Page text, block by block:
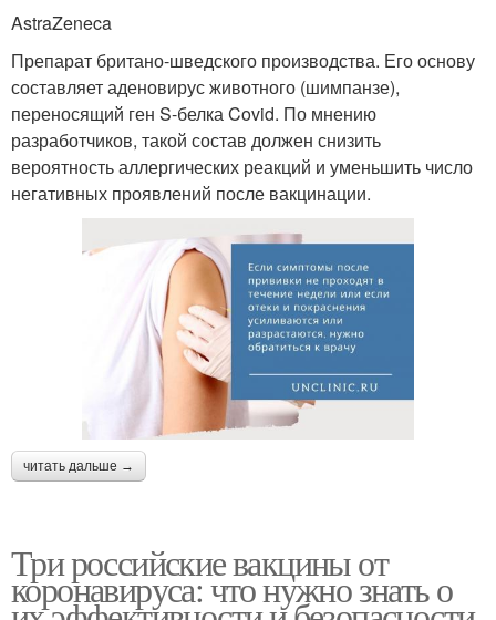
AstraZeneca
Препарат британо-шведского производства. Его основу
составляет аденовирус животного (шимпанзе),
переносящий ген S-белка Covid. По мнению
разработчиков, такой состав должен снизить
вероятность аллергических реакций и уменьшить число
негативных проявлений после вакцинации.
читать дальше →
Три российские вакцины от
коронавируса: что нужно знать о